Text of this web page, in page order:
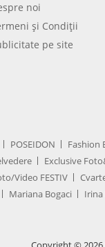
noi
şi Condiţii
pe site
POSEIDON Fashion
Exclusive
Video FESTIV
Mariana Bogaci Irina